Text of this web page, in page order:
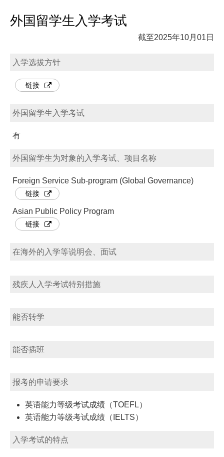
外国留学生入学考试
截至2025年10月01日
入学选拔方针
链接
外国留学生入学考试
有
外国留学生为对象的入学考试、项目名称
Foreign Service Sub-program (Global Governance)
链接
Asian Public Policy Program
链接
在海外的入学等说明会、面试
残疾人入学考试特别措施
能否转学
能否插班
报考的申请要求
英语能力等级考试成绩（TOEFL）
英语能力等级考试成绩（IELTS）
入学考试的特点